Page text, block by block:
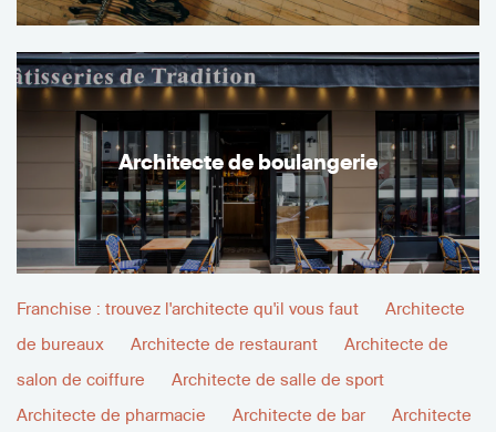
Architecte de boulangerie
Franchise : trouvez l'architecte qu'il vous faut
Architecte
de bureaux
Architecte de restaurant
Architecte de
salon de coiffure
Architecte de salle de sport
Architecte de pharmacie
Architecte de bar Architecte